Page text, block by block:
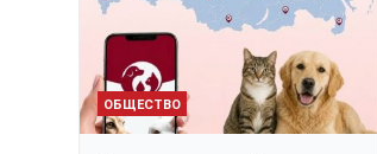
ОБЩЕСТВО